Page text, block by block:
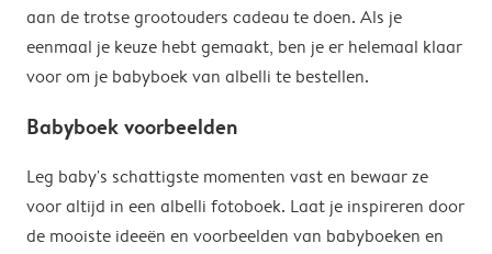
aan de trotse grootouders cadeau te doen. Als je
eenmaal je keuze hebt gemaakt, ben je er helemaal klaar
voor om je babyboek van albelli te bestellen.
Babyboek voorbeelden
Leg baby's schattigste momenten vast en bewaar ze
voor altijd in een albelli fotoboek. Laat je inspireren door
de mooiste ideeën en voorbeelden van babyboeken en